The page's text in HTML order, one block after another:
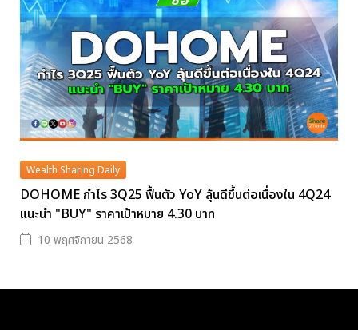
Wealth Sharing Daily
DOHOME กำไร 3Q25 ฟื้นตัว YoY ลุ้นดีขึ้นต่อเนื่องใน 4Q24
แนะนำ "BUY" ราคาเป้าหมาย 4.30 บาท
10 พฤศจิกายน 2568